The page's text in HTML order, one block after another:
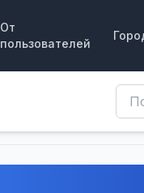
От
пользователей